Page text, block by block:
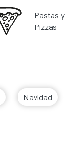
Pastas y
Pizzas
Navidad